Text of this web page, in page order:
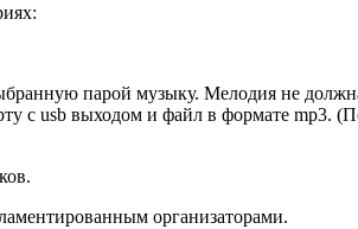
парой музыку. Мелодия не
с usb выходом и файл в формате mp3.
организаторами.